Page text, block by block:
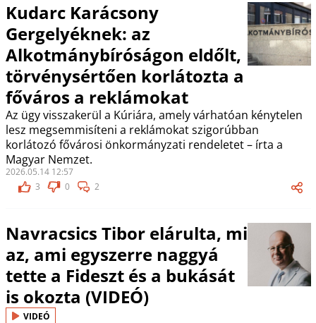
Kudarc Karácsony
Gergelyéknek: az
Alkotmánybíróságon eldőlt,
törvénysértően korlátozta a
főváros a reklámokat
Az ügy visszakerül a Kúriára, amely várhatóan kénytelen
lesz megsemmisíteni a reklámokat szigorúbban
korlátozó fővárosi önkormányzati rendeletet – írta a
Magyar Nemzet.
2026.05.14 12:57
3
0 2
Navracsics Tibor elárulta, mi
az, ami egyszerre naggyá
tette a Fideszt és a bukását
is okozta (VIDEÓ)
VIDEÓ